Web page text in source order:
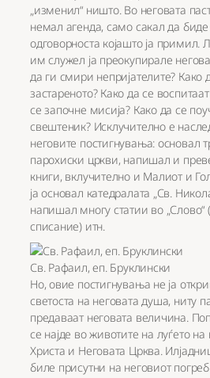
„изменил“ ништо. Во неговата
немал агенда, само сакал да
одговорноста којашто ја примил.
им служел ја преокупирале
да ги смири непријателите? Како
застареното? Како да се
се започне мисија? Како да се
свештеник? Исклучително е
неговите постигнувања: основал
парохиски цркви, напишал и
книги, вклучително и Малиот и
ја основал катедралата „Св.
напишал многу статии во „Слово“
списание) итн.
Св. Рафаил, еп. Бруклински
Но, овие постигнувања не ја
светоста на неговата душа, ниту
предаваат неговата величина.
се најде во животите на луѓето
Христа и Неговата Црква.
биле присутни на неговиот